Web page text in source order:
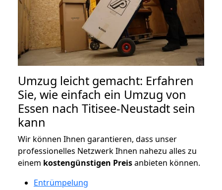
Umzug leicht gemacht: Erfahren
Sie, wie einfach ein Umzug von
Essen nach Titisee-Neustadt sein
kann
Wir können Ihnen garantieren, dass unser
professionelles Netzwerk Ihnen nahezu alles zu
einem kostengünstigen Preisanbieten können.
Entrümpelung